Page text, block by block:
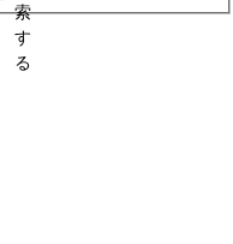
索
す
る